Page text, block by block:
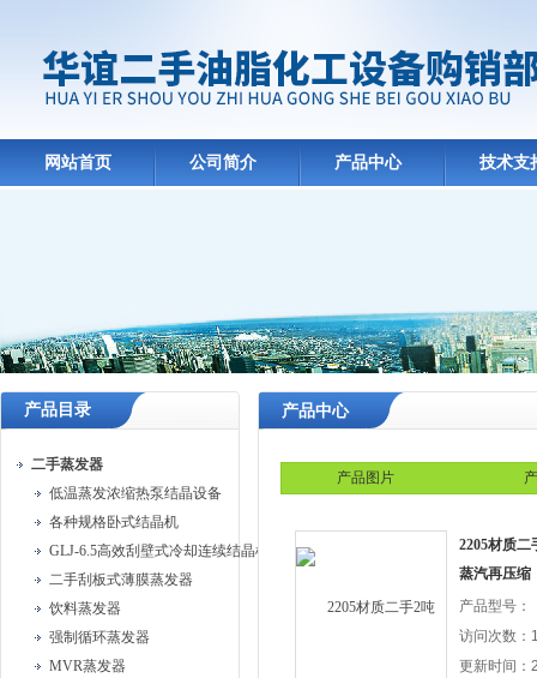
网站首页 公司简介 产品中心 技术支
产品目录
二手蒸发器
低温蒸发浓缩热泵结晶设备
各种规格卧式结晶机
GLJ-6.5高效刮壁式冷却连续结晶机
二手刮板式薄膜蒸发器
饮料蒸发器
强制循环蒸发器
MVR蒸发器
产品中心
产品图片
2205材质
蒸汽再压缩
产品型号：
访问次数：
更新时间：